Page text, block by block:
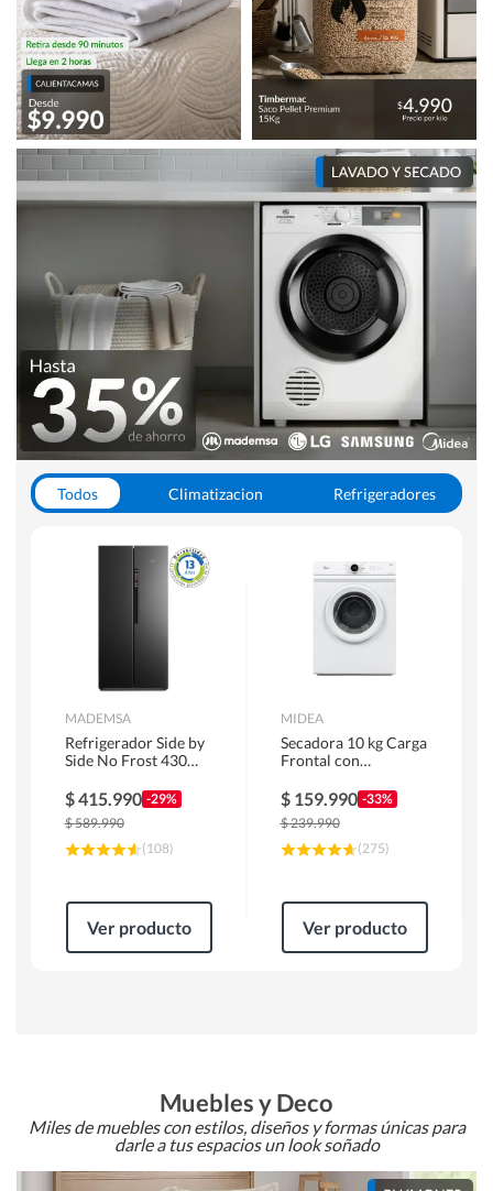
Todos Climatizacion
Refrigeradores
Hornos y Microondas
MADEMSA
Refrigerador Side by
Side No Frost 430
MAS430B
$415.990 -29%
$589.990
(108)
Ver producto
MIDEA
Secadora 10 kg Carga
Frontal con
MD100A100/W2
$ 159.990 -33%
$239.990
(275)
Ver producto
Muebles y Deco
Miles de muebles con estilos, diseños y formas únicas para
darle a tus espacios un look soñado